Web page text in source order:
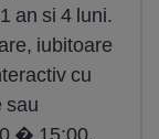
an si 4 luni.
iubitoare
cu
sau